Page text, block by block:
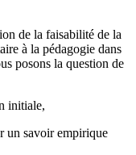
de la faisabilité de la
à la pédagogie dans
posons la question de
initiale,
un savoir empirique